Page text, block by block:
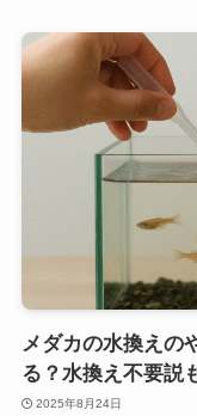
メダカの水換えの
る？水換え不要説
2025年8月24日